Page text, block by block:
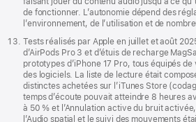
de fonctionner. L’autonomie dépend des
l’environnement, de l’utilisation et de
Tests réalisés par Apple en juillet et août
d’AirPods Pro 3 et d’étuis de recharge
prototypes d’iPhone 17 Pro, tous équipés
des logiciels. La liste de lecture était
distinctes achetées sur l’iTunes Store
temps d’écoute pouvait atteindre 8 heures
à 50 % et l’Annulation active du bruit
l’Audio spatial et le suivi des mouvements